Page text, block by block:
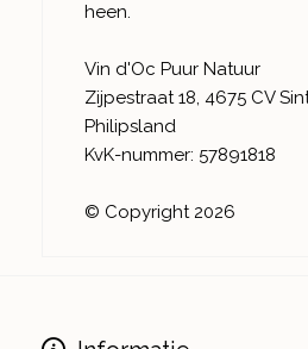
heen.
Vin d'Oc Puur Natuur
Zijpestraat 18, 4675 CV
Philipsland
KvK-nummer: 57891818
© Copyright 2026